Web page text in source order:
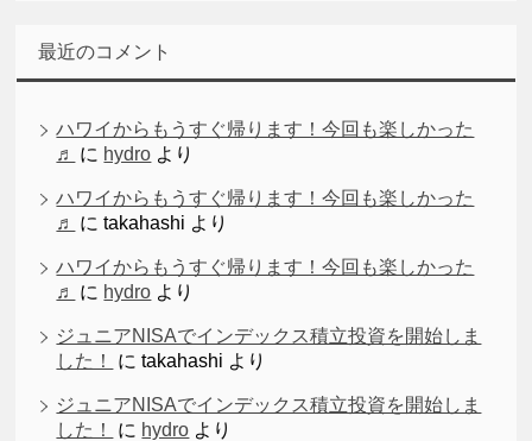
最近のコメント
ハワイからもうすぐ帰ります！今回も楽しかった
♬
に hydro より
ハワイからもうすぐ帰ります！今回も楽しかった
♬
にtakahashi より
ハワイからもうすぐ帰ります！今回も楽しかった
♬
に hydro より
ジュニアNISAでインデックス積立投資を開始しま
した！
にtakahashi より
ジュニアNISAでインデックス積立投資を開始しま
した！
に hydro より